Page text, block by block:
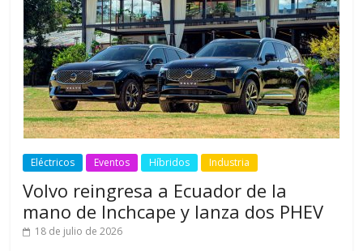
Eléctricos Eventos Híbridos Industria
Volvo reingresa a Ecuador de la
mano de Inchcape y lanza dos PHEV
18 de julio de 2026